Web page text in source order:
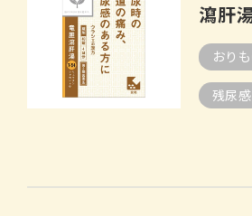
瀉肝
おり
残尿感